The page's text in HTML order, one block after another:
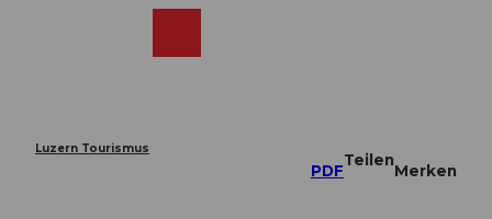
Luzern Tourismus
PDF
Teilen
Merken